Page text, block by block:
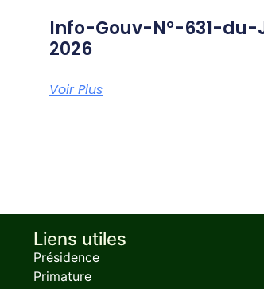
Info-Gouv-N°-631-
2026
Voir Plus
Liens utiles
Présidence
Primature